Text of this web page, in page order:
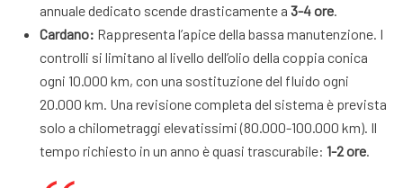
annuale dedicato scende drasticamente a 3-4 ore.
Cardano: Rappresenta l’apice della bassa manutenzione. I
controlli si limitano al livello dell’olio della coppia conica
ogni 10.000 km, con una sostituzione del fluido ogni
20.000 km. Una revisione completa del sistema è prevista
solo a chilometraggi elevatissimi (80.000-100.000 km). Il
tempo richiesto in un anno è quasi trascurabile: 1-2 ore.